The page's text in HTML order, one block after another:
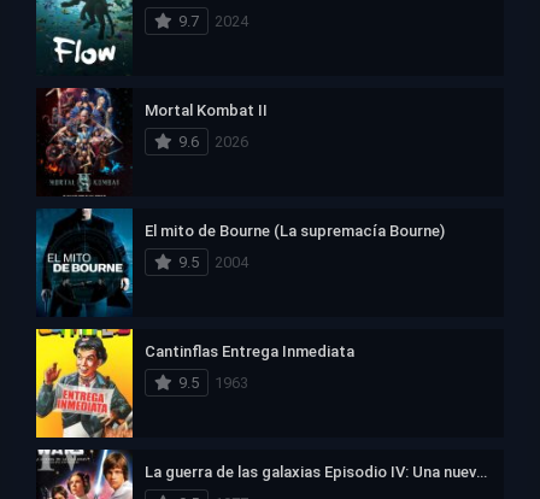
9.7
2024
Mortal Kombat II
9.6
2026
El mito de Bourne (La supremacía Bourne)
9.5
2004
Cantinflas Entrega Inmediata
9.5
1963
La guerra de las galaxias Episodio IV: Una nueva esperanza